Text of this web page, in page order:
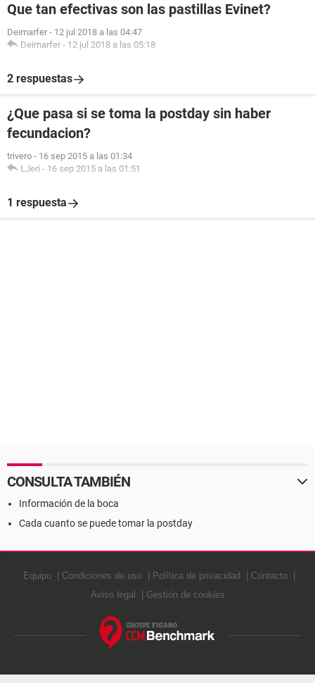
Que tan efectivas son las pastillas Evinet?
Deimarfer - 12 jul 2018 a las 04:47
Deimarfer - 12 jul 2018 a las 05:18
2 respuestas
¿Que pasa si se toma la postday sin haber
fecundacion?
trivero - 16 sep 2015 a las 01:34
LJeri - 16 sep 2015 a las 01:51
1 respuesta
CONSULTA TAMBIÉN
Información de la boca
Cada cuanto se puede tomar la postday
Equipo Condiciones de uso Política de privacidad
Contacto
Aviso legal
Gestión de cookies